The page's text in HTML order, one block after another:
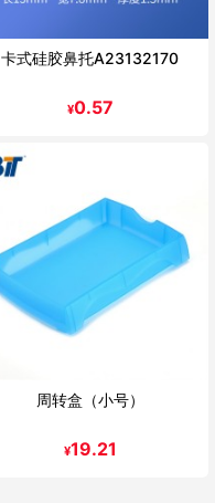
卡式硅胶鼻托A23132170
¥0.57
周转盒（小号）
¥19.21